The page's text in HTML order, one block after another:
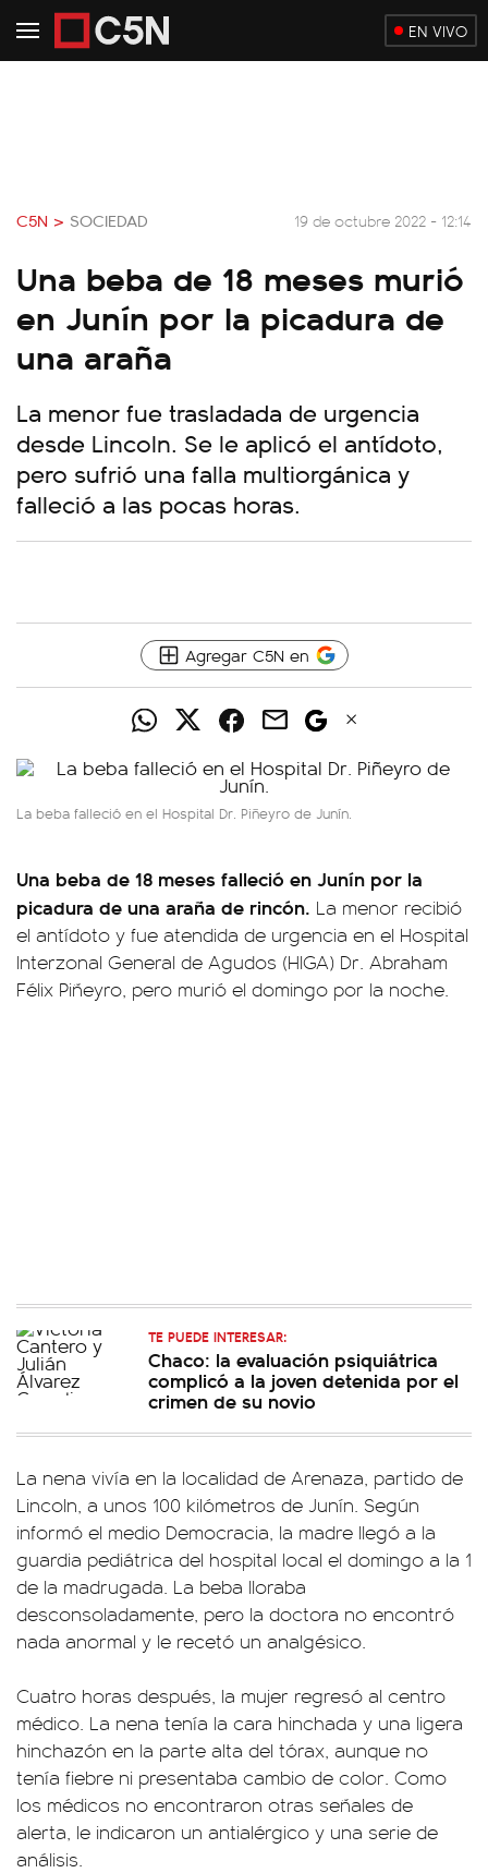
EN VIVO
C5N > SOCIEDAD 19 de octubre 2022 - 12:14
Una beba de 18 meses murió
en Junín por la picadura de
una araña
La menor fue trasladada de urgencia
desde Lincoln. Se le aplicó el antídoto,
pero sufrió una falla multiorgánica y
falleció a las pocas horas.
Agregar C5N en
La beba falleció en el Hospital Dr. Piñeyro de Junín.
Una beba de 18 meses falleció en Junín por la
picadura de una araña de rincón. La menor recibió
el antídoto y fue atendida de urgencia en el Hospital
Interzonal General de Agudos (HIGA) Dr. Abraham
Félix Piñeyro, pero murió el domingo por la noche.
TE PUEDE INTERESAR:
Chaco: la evaluación psiquiátrica
complicó a la joven detenida por el
crimen de su novio
La nena vivía en la localidad de Arenaza, partido de
Lincoln, a unos 100 kilómetros de Junín. Según
informó el medio Democracia, la madre llegó a la
guardia pediátrica del hospital local el domingo a la 1
de la madrugada. La beba lloraba
desconsoladamente, pero la doctora no encontró
nada anormal y le recetó un analgésico.
Cuatro horas después, la mujer regresó al centro
médico. La nena tenía la cara hinchada y una ligera
hinchazón en la parte alta del tórax, aunque no
tenía fiebre ni presentaba cambio de color. Como
los médicos no encontraron otras señales de
alerta, le indicaron un antialérgico y una serie de
análisis.